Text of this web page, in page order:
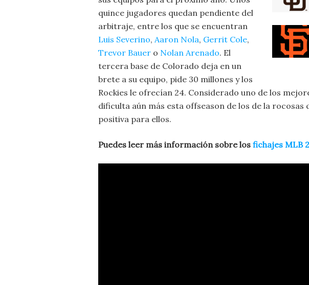
quince jugadores quedan pendiente del
arbitraje, entre los que se encuentran
Luis Severino, Aaron Nola, Gerrit Cole,
Trevor Bauer o Nolan Arenado. El
tercera base de Colorado deja en un
brete a su equipo, pide 30 millones y los
Rockies le ofrecían 24. Considerado uno de los
dificulta aún más esta offseason de los de la rocosas
positiva para ellos.
Puedes leer más información sobre los fichajes MLB